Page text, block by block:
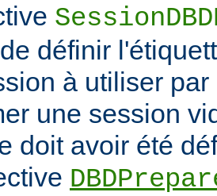
définir
à utiliser
une session
doit avoir été